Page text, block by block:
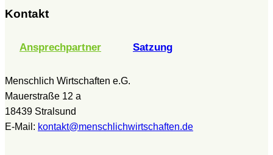
Kontakt
Ansprechpartner Satzung
Menschlich Wirtschaften e.G.
Mauerstraße 12 a
18439 Stralsund
E-Mail: kontakt@menschlichwirtschaften.de